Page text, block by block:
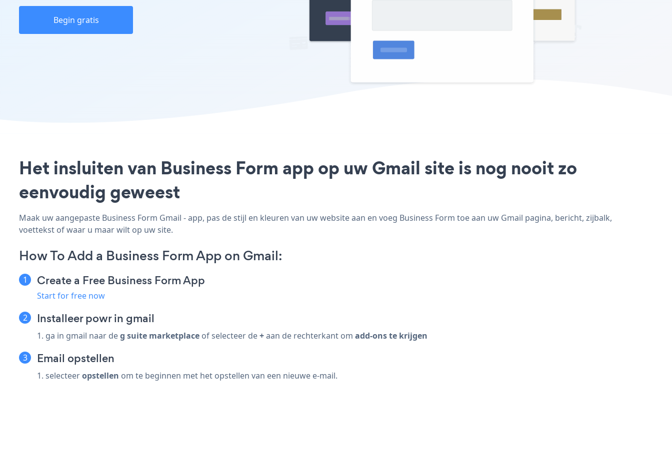
Begin gratis
Het insluiten van Business Form app op uw Gmail site is nog nooit zo
eenvoudig geweest
Maak uw aangepaste Business Form Gmail - app, pas de stijl en kleuren van uw website aan en voeg Business Form toe aan uw Gmail pagina, bericht, zijbalk,
voettekst of waar u maar wilt op uw site.
How To Add a Business Form App on Gmail:
Create a Free Business Form App
Start for free now
Installeer powr in gmail
1. ga in gmail naar deg suite marketplace of selecteer de+aan de rechterkant om add-ons te krijgen
Email opstellen
1. selecteeropstellen om te beginnen met het opstellen van een nieuwe e-mail.